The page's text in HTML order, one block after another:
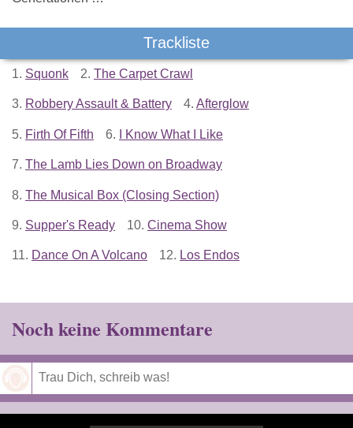
Trackliste
1. Squonk 2. The Carpet Crawl
3. Robbery Assault & Battery 4. Afterglow
5. Firth Of Fifth 6. I Know What I Like
7. The Lamb Lies Down on Broadway
8. The Musical Box (Closing Section)
9. Supper's Ready 10. Cinema Show
11. Dance On A Volcano 12. Los Endos
Noch keine Kommentare